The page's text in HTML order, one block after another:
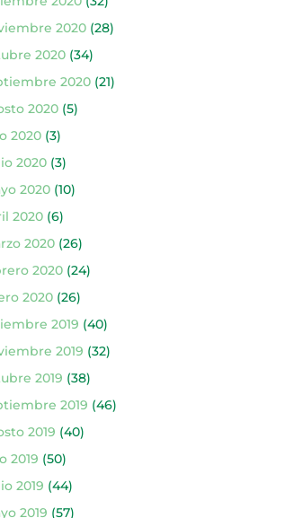
2020(28)
2020(34)
2020(21)
2020(5)
2020(3)
2020(3)
2020(10)
2020(6)
2020(26)
2020(24)
2020(26)
2019 (40)
2019 (32)
2019 (38)
2019 (46)
2019 (40)
2019 (50)
2019 (44)
2019 (57)